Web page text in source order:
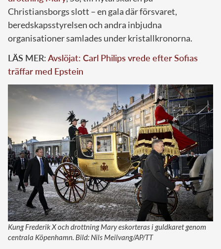
Christiansborgs slott – en gala där försvaret,
beredskapsstyrelsen och andra inbjudna
organisationer samlades under kristallkronorna.
LÄS MER:Avslöjat: Carl Philips vrede efter Sofias
träffar med Epstein
Kung Frederik X och drottning Mary eskorteras i guldkaret genom
centrala Köpenhamn. Bild: Nils Meilvang/AP/TT